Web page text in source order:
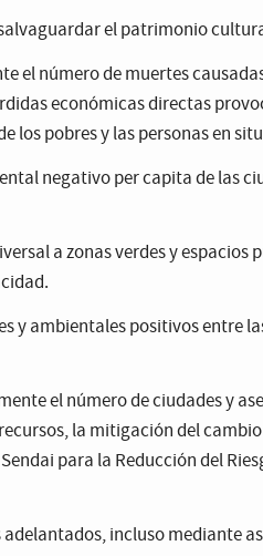
el patrimonio
el número de muertes
económicas directas
los pobres y las personas en
negativo per capita de las
a zonas verdes y
y ambientales positivos entre
el número de ciudades y
la mitigación del
para la Reducción del
incluso mediante